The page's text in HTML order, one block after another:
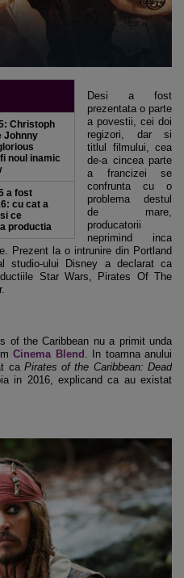
Christoph
Johnny
noul inamic
a fost
cu cat a
ce
productia
Desi a fost
prezentata o parte
a povestii, cei doi
regizori, dar si
titlul filmului, cea
de-a cincea parte
a francizei se
confrunta cu o
problema destul
de mare,
producatorii
neprimind inca
Prezent la o intrunire din Portland
studio-ului Disney a declarat ca
Star Wars, Pirates Of The
of the Caribbean nu a primit unda
Cinema Blend . In toamna anului
ca Pirates of the Caribbean: Dead
in 2016, explicand ca au existat